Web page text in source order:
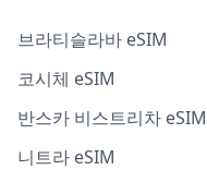
브라티슬라바 eSIM
코시체 eSIM
반스카 비스트리차 eSIM
니트라 eSIM